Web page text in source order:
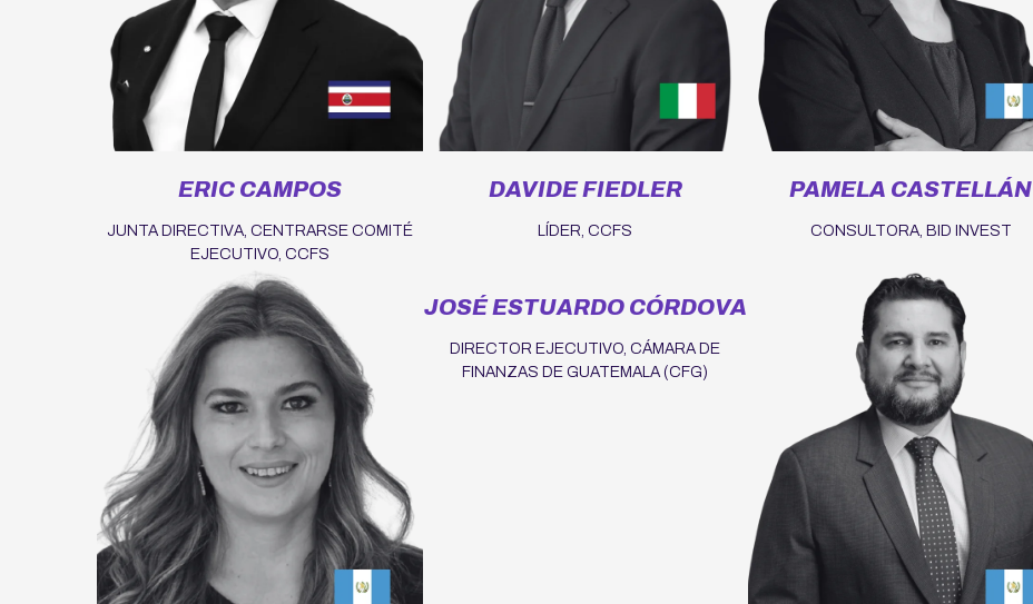
ERIC CAMPOS
JUNTA DIRECTIVA, CENTRARSE COMITÉ
EJECUTIVO, CCFS
DAVIDE FIEDLER
LÍDER, CCFS
PAMELA CASTELLÁN
CONSULTORA, BID INVEST
JOSÉ ESTUARDO CÓRDOVA
DIRECTOR EJECUTIVO, CÁMARA DE
FINANZAS DE GUATEMALA (CFG)